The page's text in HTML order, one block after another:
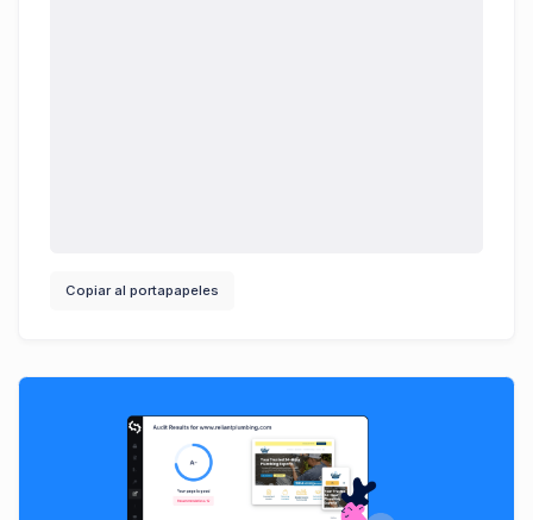
Copiar al portapapeles